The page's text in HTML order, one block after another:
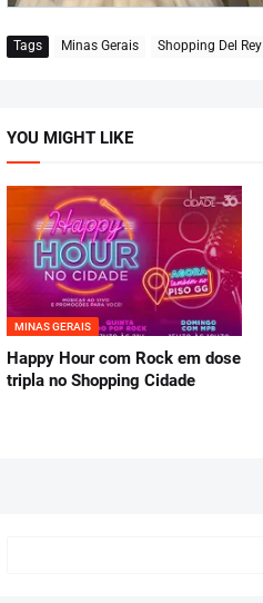
Tags Minas Gerais Shopping Del Rey
YOU MIGHT LIKE
MINAS GERAIS
Happy Hour com Rock em dose
tripla no Shopping Cidade